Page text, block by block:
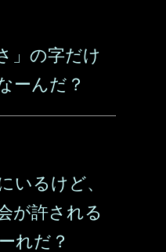
」の字だけ
ーんだ？
いるけど、
が許される
れだ？